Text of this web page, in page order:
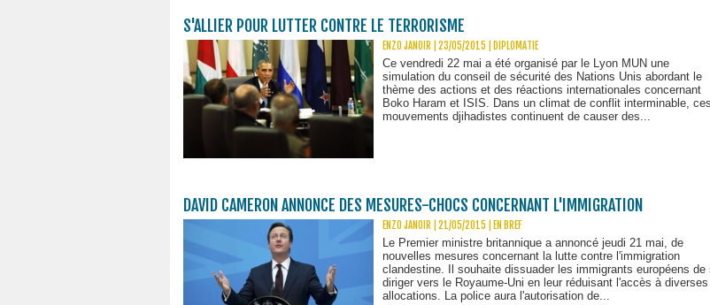
S'ALLIER POUR LUTTER CONTRE LE TERRORISME
ENZO JANOIR | 23/05/2015 DIPLOMATIE
Ce vendredi 22 mai a été organisé par le Lyon MUN une
simulation du conseil de sécurité des Nations Unis abordant le
thème des actions et des réactions internationales concernant
Boko Haram et ISIS. Dans un climat de conflit interminable, ces
mouvements djihadistes continuent de causer des...
DAVID CAMERON ANNONCE DES MESURES-CHOCS CONCERNANT L'IMMIGRATION
ENZO JANOIR | 21/05/2015 EN BREF
Le Premier ministre britannique a annoncé jeudi 21 mai, de
nouvelles mesures concernant la lutte contre l'immigration
clandestine. Il souhaite dissuader les immigrants européens de
diriger vers le Royaume-Uni en leur réduisant l'accès à diverses
allocations. La police aura l'autorisation de...